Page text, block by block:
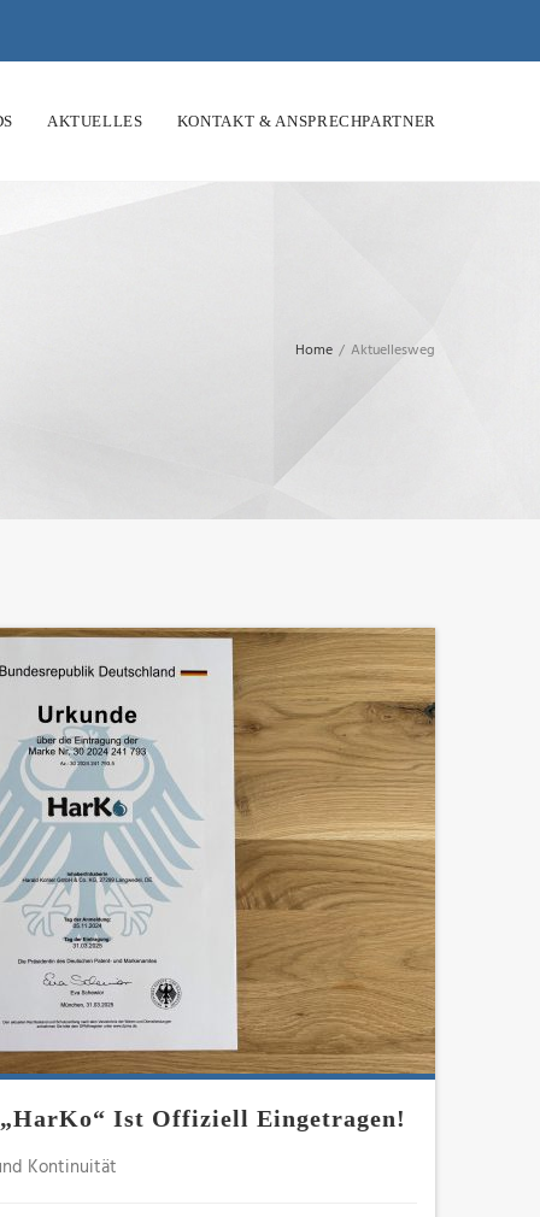
AKTUELLES KONTAKT & ANSPRECHPARTNER
Home / Aktuellesweg
„HarKo“ Ist Offiziell Eingetragen!
Kontinuität